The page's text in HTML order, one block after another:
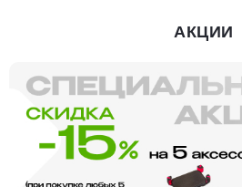
АКЦИИ